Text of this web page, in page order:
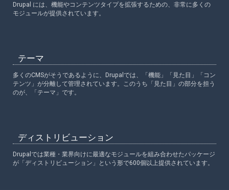
Drupal には、機能やコンテンツタイプを拡張するための、非常に多くの
モジュールが提供されています。
テーマ
多くのCMSがそうであるように、Drupalでは、「機能」「見た目」「コン
テンツ」が分離して管理されています。このうち「見た目」の部分を担う
のが、「テーマ」です。
ディストリビューション
Drupalでは業種・業界向けに最適なモジュールを組み合わせたパッケージ
が「ディストリビューション」という形で600個以上提供されています。